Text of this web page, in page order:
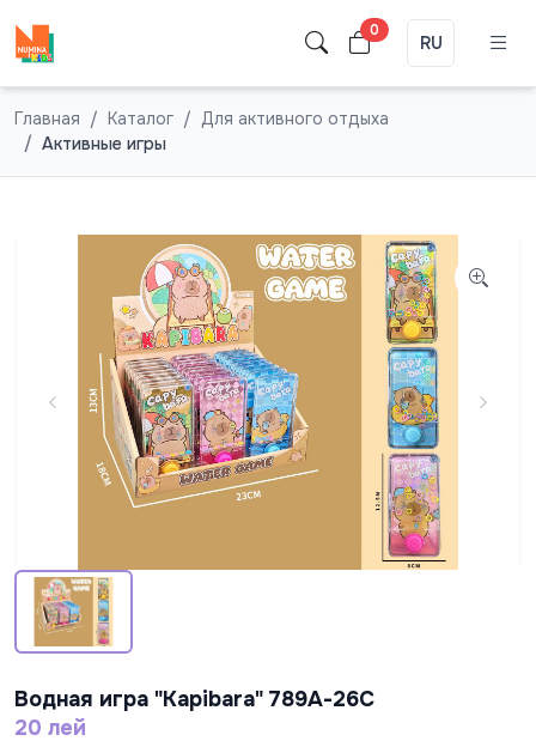
0
RU
Главная Каталог
Для активного отдыха
Активные игры
Водная игра "Kapibara" 789A-26C
20 лей